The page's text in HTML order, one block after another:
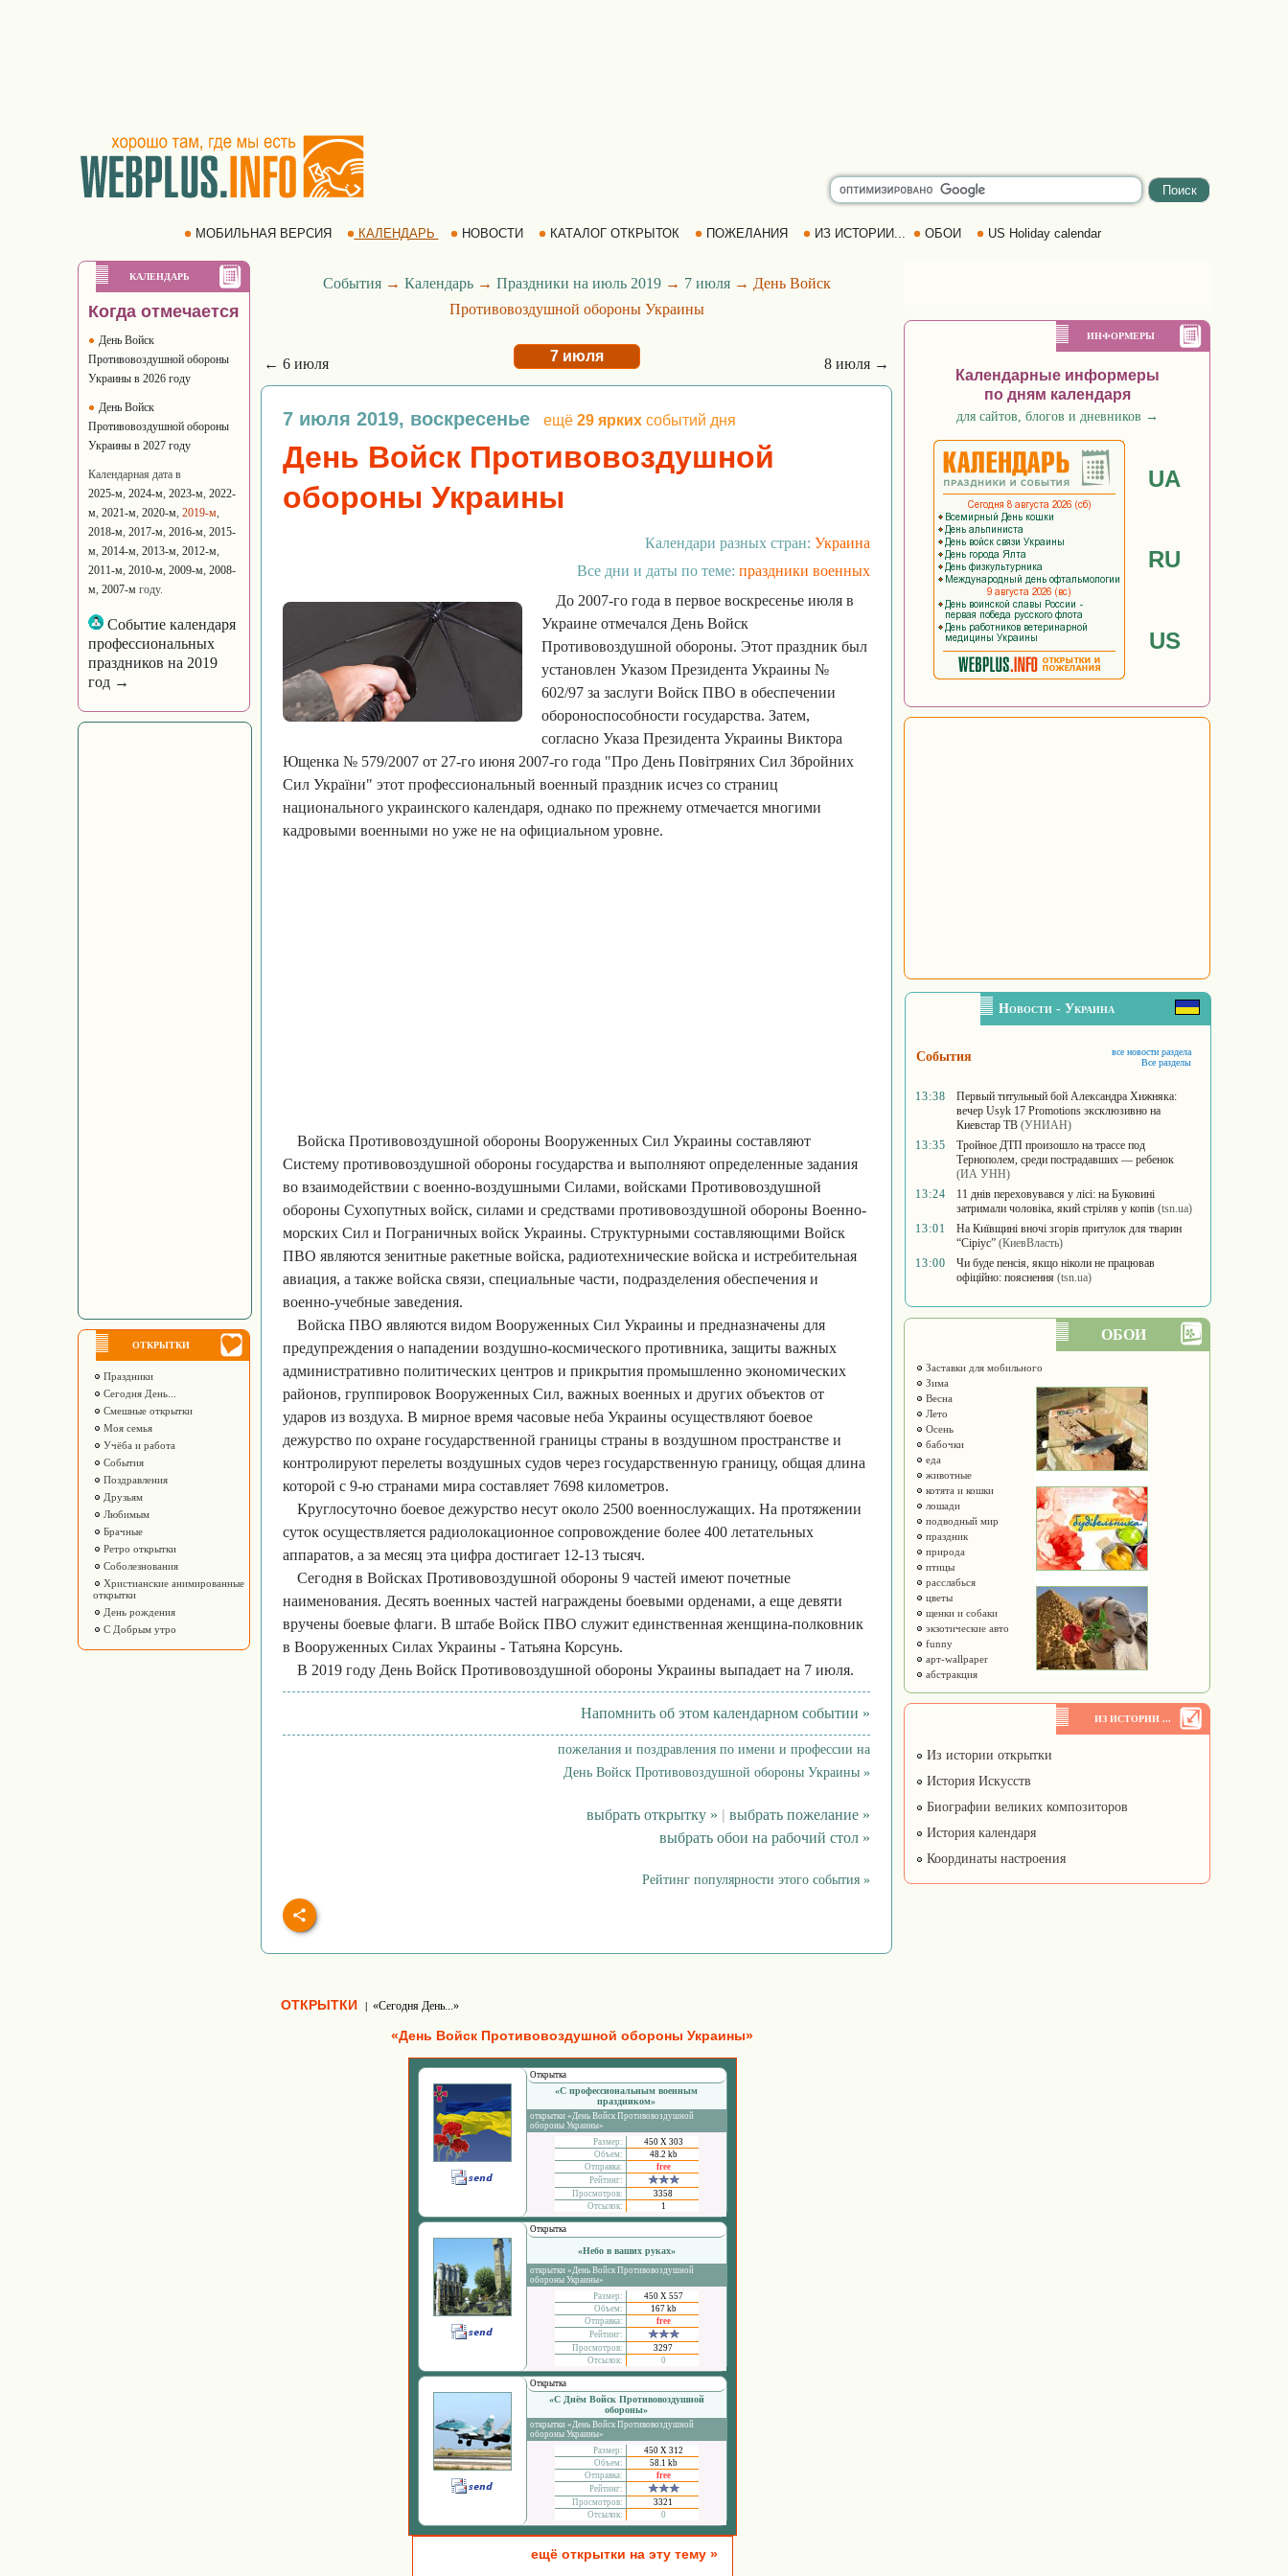
МОБИЛЬНАЯ ВЕРСИЯ КАЛЕНДАРЬ НОВОСТИ КАТАЛОГ ОТКРЫТОК ПОЖЕЛАНИЯ ИЗ ИСТОРИИ... ОБОИ US Holiday calendar
КАЛЕНДАРЬ
Когда отмечается
День Войск
Противовоздушной обороны
Украины в 2026 году
День Войск
Противовоздушной обороны
Украины в 2027 году
Календарная дата в
2025-м, 2024-м, 2023-м, 2022-
м, 2021-м, 2020-м, 2019-м,
2018-м, 2017-м, 2016-м, 2015-
м, 2014-м, 2013-м, 2012-м,
2011-м, 2010-м, 2009-м, 2008-
м, 2007-м году.
Событие календаря
профессиональных
праздников на 2019
год →
ОТКРЫТКИ
Праздники
Сегодня День...
Смешные открытки
Моя семья
Учёба и работа
События
Поздравления
Друзьям
Любимым
Брачные
Ретро открытки
Соболезнования
Христианские анимированные
открытки
День рождения
С Добрым утро
События → Календарь → Праздники на июль 2019 → 7 июля → День Войск
Противовоздушной обороны Украины
← 6 июля 7 июля 8 июля →
7 июля 2019, воскресенье ещё 29 ярких событий дня
День Войск Противовоздушной
обороны Украины
Календари разных стран: Украина
Все дни и даты по теме: праздники военных
До 2007-го года в первое воскресенье июля в
Украине отмечался День Войск
Противовоздушной обороны. Этот праздник был
установлен Указом Президента Украины №
602/97 за заслуги Войск ПВО в обеспечении
обороноспособности государства. Затем,
согласно Указа Президента Украины Виктора
Ющенка № 579/2007 от 27-го июня 2007-го года "Про День Повітряних Сил Збройних
Сил України" этот профессиональный военный праздник исчез со страниц
национального украинского календаря, однако по прежнему отмечается многими
кадровыми военными но уже не на официальном уровне.
Войска Противовоздушной обороны Вооруженных Сил Украины составляют
Систему противовоздушной обороны государства и выполняют определенные задания
во взаимодействии с военно-воздушными Силами, войсками Противовоздушной
обороны Сухопутных войск, силами и средствами противовоздушной обороны Военно-
морских Сил и Пограничных войск Украины. Структурными составляющими Войск
ПВО являются зенитные ракетные войска, радиотехнические войска и истребительная
авиация, а также войска связи, специальные части, подразделения обеспечения и
военно-учебные заведения.
Войска ПВО являются видом Вооруженных Сил Украины и предназначены для
предупреждения о нападении воздушно-космического противника, защиты важных
административно политических центров и прикрытия промышленно экономических
районов, группировок Вооруженных Сил, важных военных и других объектов от
ударов из воздуха. В мирное время часовые неба Украины осуществляют боевое
дежурство по охране государственной границы страны в воздушном пространстве и
контролируют перелеты воздушных судов через государственную границу, общая длина
которой с 9-ю странами мира составляет 7698 километров.
Круглосуточно боевое дежурство несут около 2500 военнослужащих. На протяжении
суток осуществляется радиолокационное сопровождение более 400 летательных
аппаратов, а за месяц эта цифра достигает 12-13 тысяч.
Сегодня в Войсках Противовоздушной обороны 9 частей имеют почетные
наименования. Десять военных частей награждены боевыми орденами, а еще девяти
вручены боевые флаги. В штабе Войск ПВО служит единственная женщина-полковник
в Вооруженных Силах Украины - Татьяна Корсунь.
В 2019 году День Войск Противовоздушной обороны Украины выпадает на 7 июля.
Напомнить об этом календарном событии »
пожелания и поздравления по имени и профессии на
День Войск Противовоздушной обороны Украины »
выбрать открытку » | выбрать пожелание »
выбрать обои на рабочий стол »
Рейтинг популярности этого события »
ОТКРЫТКИ | «Сегодня День...»
«День Войск Противовоздушной обороны Украины»
Открытка
«С профессиональным военным
праздником»
открытки «День Войск Противовоздушной
обороны Украины»
Размер:
450 Х 303
Объем:
48.2 kb
Отправка:
free
Рейтинг:
Просмотров:
3358
Отсылок:
1
Открытка
«Небо в ваших руках»
открытки «День Войск Противовоздушной
обороны Украины»
Размер:
450 Х 557
Объем:
167 kb
Отправка:
free
Рейтинг:
Просмотров:
3297
Отсылок:
0
Открытка
«С Днём Войск Противовоздушной
обороны»
открытки «День Войск Противовоздушной
обороны Украины»
Размер:
450 Х 312
Объем:
58.1 kb
Отправка:
free
Рейтинг:
Просмотров:
3321
Отсылок:
0
ещё открытки на эту тему »
ИНФОРМЕРЫ
Календарные информеры
по дням календаря
для сайтов, блогов и дневников →
UA
RU
US
Новости - Украина
События
все новости раздела
Все разделы
13:38
Первый титульный бой Александра Хижняка:
вечер Usyk 17 Promotions эксклюзивно на
Киевстар ТВ (УНИАН)
13:35
Тройное ДТП произошло на трассе под
Тернополем, среди пострадавших — ребенок
(ИА УНН)
13:24
11 днів переховувався у лісі: на Буковині
затримали чоловіка, який стріляв у копів (tsn.ua)
13:01
На Київщині вночі згорів притулок для тварин
“Сіріус” (КиевВласть)
13:00
Чи буде пенсія, якщо ніколи не працював
офіційно: пояснення (tsn.ua)
ОБОИ
Заставки для мобильного
Зима
Весна
Лето
Осень
бабочки
еда
животные
котята и кошки
лошади
подводный мир
праздник
природа
птицы
расслабься
цветы
щенки и собаки
экзотические авто
funny
арт-wallpaper
абстракция
ИЗ ИСТОРИИ ...
Из истории открытки
История Искусств
Биографии великих композиторов
История календаря
Координаты настроения